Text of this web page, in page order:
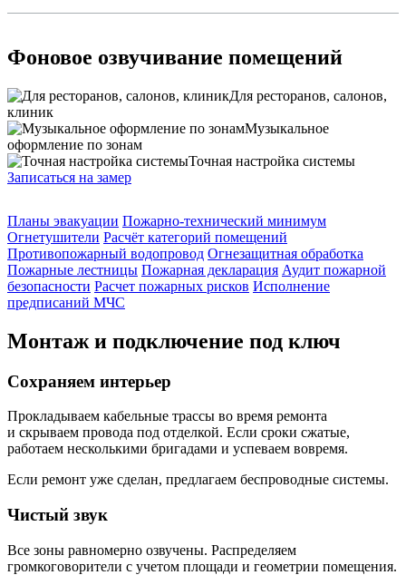
Фоновое озвучивание помещений
Для ресторанов, салонов,
клиник
Музыкальное
оформление по зонам
Точная настройка системы
Записаться на замер
Планы эвакуации Пожарно-технический минимум
Огнетушители Расчёт категорий помещений
Противопожарный водопровод Огнезащитная обработка
Пожарные лестницы Пожарная декларация Аудит пожарной
безопасности Расчет пожарных рисков Исполнение
предписаний МЧС
Монтаж и подключение под ключ
Сохраняем интерьер
Прокладываем кабельные трассы во время ремонта
и скрываем провода под отделкой. Если сроки сжатые,
работаем несколькими бригадами и успеваем вовремя.
Если ремонт уже сделан, предлагаем беспроводные системы.
Чистый звук
Все зоны равномерно озвучены. Распределяем
громкоговорители с учетом площади и геометрии помещения.